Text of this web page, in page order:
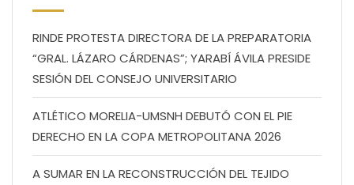
RINDE PROTESTA DIRECTORA DE LA PREPARATORIA
“GRAL. LÁZARO CÁRDENAS”; YARABÍ ÁVILA PRESIDE
SESIÓN DEL CONSEJO UNIVERSITARIO
ATLÉTICO MORELIA-UMSNH DEBUTÓ CON EL PIE
DERECHO EN LA COPA METROPOLITANA 2026
A SUMAR EN LA RECONSTRUCCIÓN DEL TEJIDO